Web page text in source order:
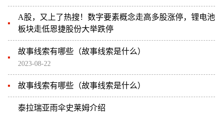
A股，又上了热搜！数字要素概念走高多股涨停，锂电池
板块走低恩捷股份大举跌停
故事线索有哪些（故事线索是什么）
2023-08-22
故事线索有哪些（故事线索是什么）
泰拉瑞亚雨伞史莱姆介绍